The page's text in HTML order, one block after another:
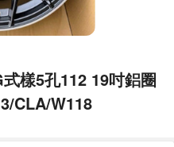
樣5孔112 19吋鋁圈
CLA/W118